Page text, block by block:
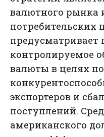
валютного рынка
потребительских
предусматривает
контролируемое
валюты в целях
экспортеров и
поступлений.
американского